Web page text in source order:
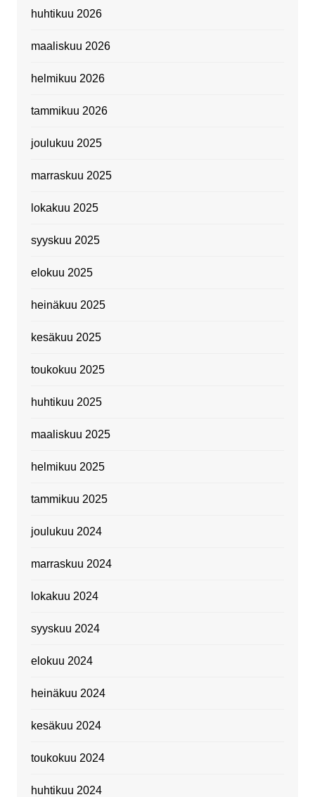
huhtikuu 2026
maaliskuu 2026
helmikuu 2026
tammikuu 2026
joulukuu 2025
marraskuu 2025
lokakuu 2025
syyskuu 2025
elokuu 2025
heinäkuu 2025
kesäkuu 2025
toukokuu 2025
huhtikuu 2025
maaliskuu 2025
helmikuu 2025
tammikuu 2025
joulukuu 2024
marraskuu 2024
lokakuu 2024
syyskuu 2024
elokuu 2024
heinäkuu 2024
kesäkuu 2024
toukokuu 2024
huhtikuu 2024